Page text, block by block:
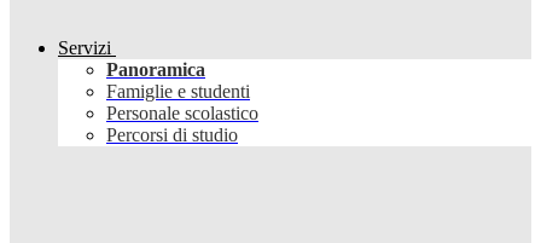
Servizi
Panoramica
Famiglie e studenti
Personale scolastico
Percorsi di studio